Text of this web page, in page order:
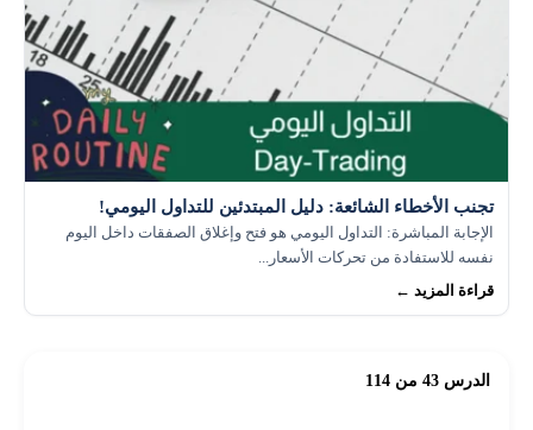
تجنب الأخطاء الشائعة: دليل المبتدئين للتداول اليومي!
الإجابة المباشرة: التداول اليومي هو فتح وإغلاق الصفقات داخل اليوم
نفسه للاستفادة من تحركات الأسعار...
قراءة المزيد ←
الدرس 43 من 114